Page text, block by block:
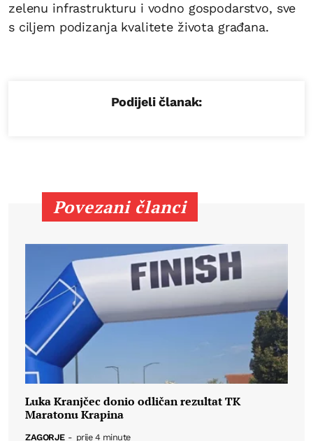
zelenu infrastrukturu i vodno gospodarstvo, sve
s ciljem podizanja kvalitete života građana.
Podijeli članak:
Povezani članci
Luka Kranjčec donio odličan rezultat TK
Maratonu Krapina
ZAGORJE - prije 4 minute